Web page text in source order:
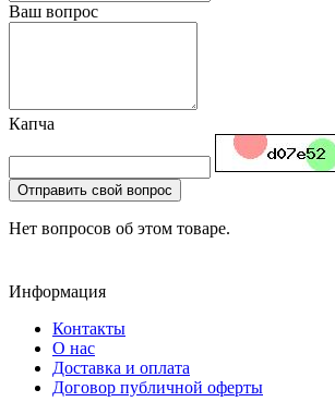
Ваш вопрос
Капча
Отправить свой вопрос
Нет вопросов об этом товаре.
Информация
Контакты
О нас
Доставка и оплата
Договор публичной оферты